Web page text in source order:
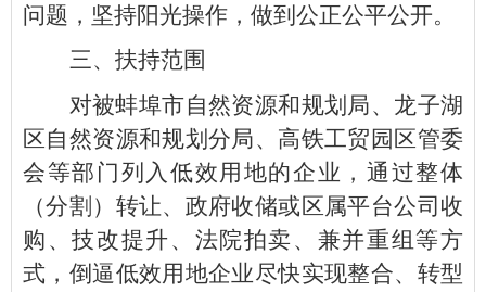
问题，坚持阳光操作，做到公正公平公开。
三、扶持范围
对被蚌埠市自然资源和规划局、龙子湖
区自然资源和规划分局、高铁工贸园区管委
会等部门列入低效用地的企业，通过整体
（分割）转让、政府收储或区属平台公司收
购、技改提升、法院拍卖、兼并重组等方
式，倒逼低效用地企业尽快实现整合、转型